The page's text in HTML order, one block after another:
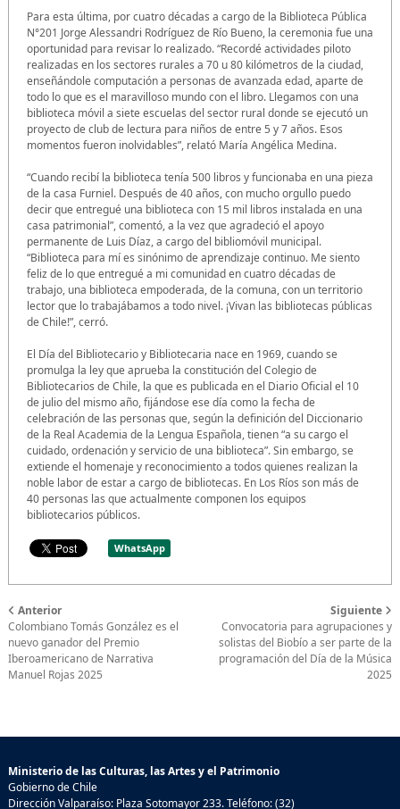
Para esta última, por cuatro décadas a cargo de la Biblioteca Pública
N°201 Jorge Alessandri Rodríguez de Río Bueno, la ceremonia fue una
oportunidad para revisar lo realizado. “Recordé actividades piloto
realizadas en los sectores rurales a 70 u 80 kilómetros de la ciudad,
enseñándole computación a personas de avanzada edad, aparte de
todo lo que es el maravilloso mundo con el libro. Llegamos con una
biblioteca móvil a siete escuelas del sector rural donde se ejecutó un
proyecto de club de lectura para niños de entre 5 y 7 años. Esos
momentos fueron inolvidables”, relató María Angélica Medina.
“Cuando recibí la biblioteca tenía 500 libros y funcionaba en una pieza
de la casa Furniel. Después de 40 años, con mucho orgullo puedo
decir que entregué una biblioteca con 15 mil libros instalada en una
casa patrimonial”, comentó, a la vez que agradeció el apoyo
permanente de Luis Díaz, a cargo del bibliomóvil municipal.
“Biblioteca para mí es sinónimo de aprendizaje continuo. Me siento
feliz de lo que entregué a mi comunidad en cuatro décadas de
trabajo, una biblioteca empoderada, de la comuna, con un territorio
lector que lo trabajábamos a todo nivel. ¡Vivan las bibliotecas públicas
de Chile!”, cerró.
El Día del Bibliotecario y Bibliotecaria nace en 1969, cuando se
promulga la ley que aprueba la constitución del Colegio de
Bibliotecarios de Chile, la que es publicada en el Diario Oficial el 10
de julio del mismo año, fijándose ese día como la fecha de
celebración de las personas que, según la definición del Diccionario
de la Real Academia de la Lengua Española, tienen “a su cargo el
cuidado, ordenación y servicio de una biblioteca”. Sin embargo, se
extiende el homenaje y reconocimiento a todos quienes realizan la
noble labor de estar a cargo de bibliotecas. En Los Ríos son más de
40 personas las que actualmente componen los equipos
bibliotecarios públicos.
WhatsApp
Anterior
Colombiano Tomás González es el
nuevo ganador del Premio
Iberoamericano de Narrativa
Manuel Rojas 2025
Siguiente
Convocatoria para agrupaciones y
solistas del Biobío a ser parte de la
programación del Día de la Música
2025
Ministerio de las Culturas, las Artes y el Patrimonio
Gobierno de Chile
Dirección Valparaíso: Plaza Sotomayor 233. Teléfono: (32)